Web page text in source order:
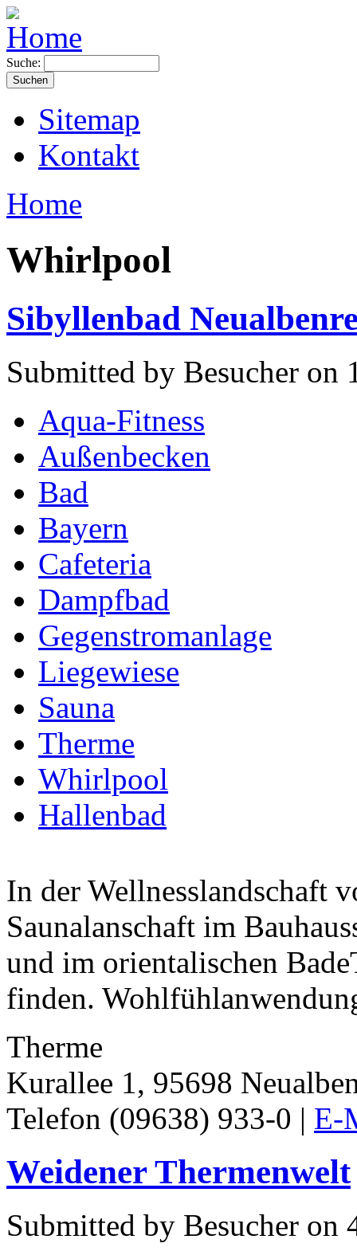
Suche:
Sitemap
Kontakt
Home
Whirlpool
Sibyllenbad
Submitted by Besucher on
Aqua-Fitness
Außenbecken
Bad
Bayern
Cafeteria
Dampfbad
Gegenstromanlage
Liegewiese
Sauna
Therme
Whirlpool
Hallenbad
In der Wellnesslandschaft
Saunalanschaft im
und im orientalischen
finden.
Therme
Kurallee 1, 95698
Telefon (09638) 933-0 | E-
Weidener Thermenwelt
Submitted by Besucher on